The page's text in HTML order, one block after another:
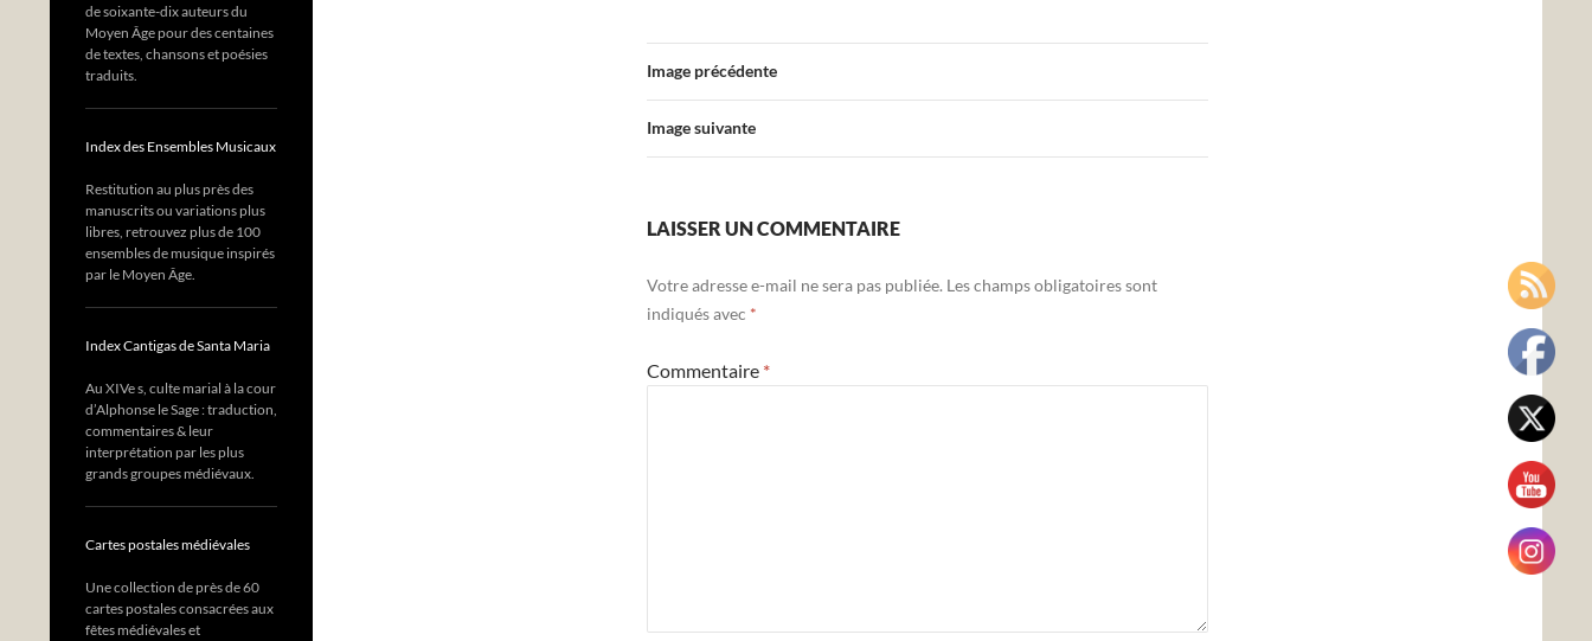
Image précédente
Image suivante
LAISSER UN COMMENTAIRE
Votre adresse e-mail ne sera pas publiée. Les champs obligatoires sont
indiqués avec *
Commentaire *
de soixante-dix auteurs du
Moyen Âge pour des centaines
de textes, chansons et poésies
traduits.
Index des Ensembles Musicaux
Restitution au plus près des
manuscrits ou variations plus
libres, retrouvez plus de 100
ensembles de musique inspirés
par le Moyen Âge.
Index Cantigas de Santa Maria
Au XIVe s, culte marial à la cour
d’Alphonse le Sage : traduction,
commentaires & leur
interprétation par les plus
grands groupes médiévaux.
Cartes postales médiévales
Une collection de près de 60
cartes postales consacrées aux
fêtes médiévales et